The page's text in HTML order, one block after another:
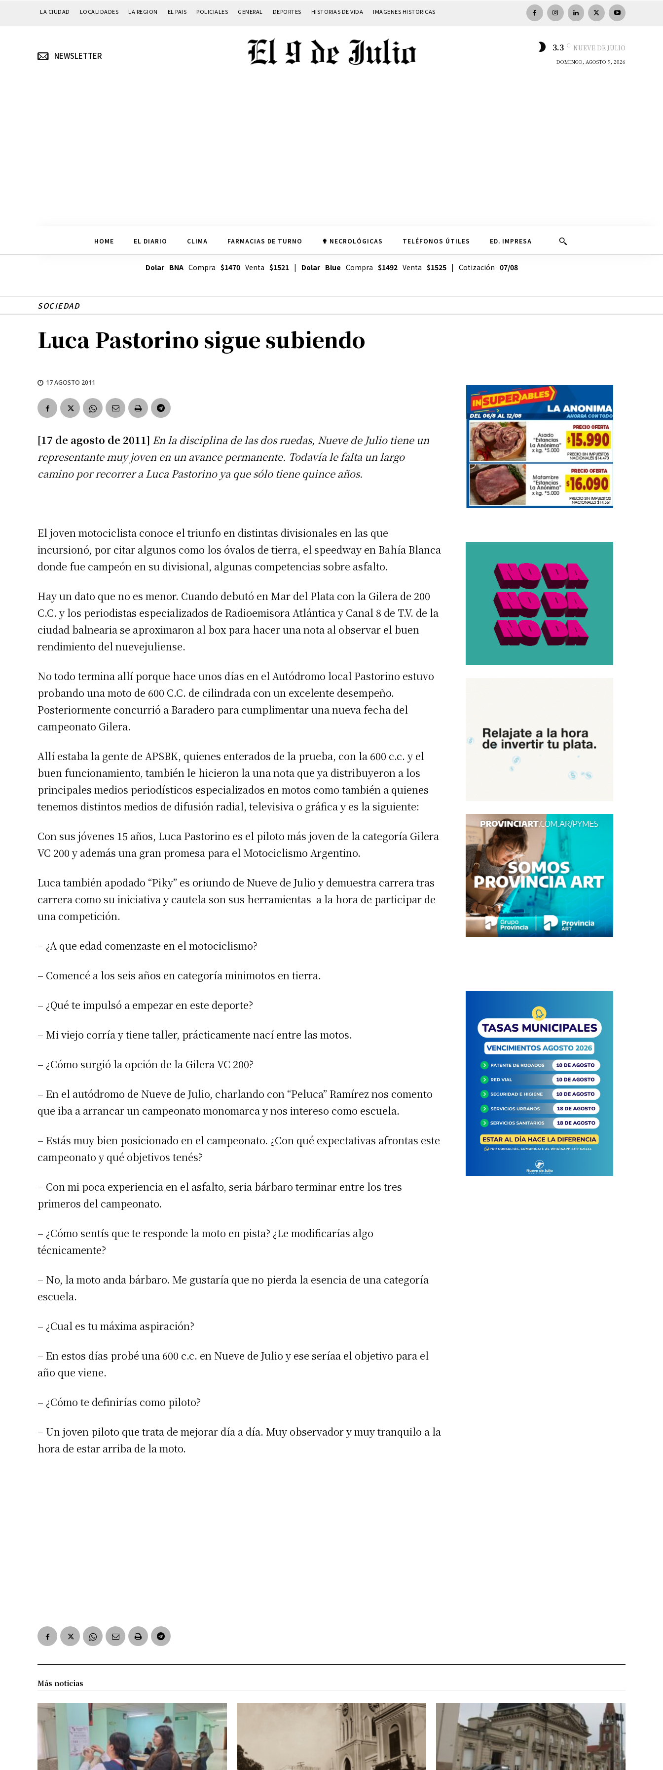
Número de teléfono
LA CIUDAD LOCALIDADES LA REGION EL PAIS POLICIALES GENERAL DEPORTES HISTORIAS DE VIDA IMAGENES HISTORICAS
NEWSLETTER
3.3 C NUEVE DE JULIO
DOMINGO, AGOSTO 9, 2026
HOME EL DIARIO CLIMA FARMACIAS DE TURNO ✟ NECROLÓGICAS TELÉFONOS ÚTILES ED. IMPRESA
Dolar BNACompra $1470Venta $1521| Dolar Blue Compra $1492Venta $1525| Cotización 07/08
SOCIEDAD
Luca Pastorino sigue subiendo
17 AGOSTO 2011
[17 de agosto de 2011] En la disciplina de las dos ruedas, Nueve de Julio tiene un
representante muy joven en un avance permanente. Todavía le falta un largo
camino por recorrer a Luca Pastorino ya que sólo tiene quince años.
El joven motociclista conoce el triunfo en distintas divisionales en las que
incursionó, por citar algunos como los óvalos de tierra, el speedway en Bahía Blanca
donde fue campeón en su divisional, algunas competencias sobre asfalto.
Hay un dato que no es menor. Cuando debutó en Mar del Plata con la Gilera de 200
C.C. y los periodistas especializados de Radioemisora Atlántica y Canal 8 de T.V. de la
ciudad balnearia se aproximaron al box para hacer una nota al observar el buen
rendimiento del nuevejuliense.
No todo termina allí porque hace unos días en el Autódromo local Pastorino estuvo
probando una moto de 600 C.C. de cilindrada con un excelente desempeño.
Posteriormente concurrió a Baradero para cumplimentar una nueva fecha del
campeonato Gilera.
Allí estaba la gente de APSBK, quienes enterados de la prueba, con la 600 c.c. y el
buen funcionamiento, también le hicieron la una nota que ya distribuyeron a los
principales medios periodísticos especializados en motos como también a quienes
tenemos distintos medios de difusión radial, televisiva o gráfica y es la siguiente:
Con sus jóvenes 15 años, Luca Pastorino es el piloto más joven de la categoría Gilera
VC 200 y además una gran promesa para el Motociclismo Argentino.
Luca también apodado “Piky” es oriundo de Nueve de Julio y demuestra carrera tras
carrera como su iniciativa y cautela son sus herramientas a la hora de participar de
una competición.
– ¿A que edad comenzaste en el motociclismo?
– Comencé a los seis años en categoría minimotos en tierra.
– ¿Qué te impulsó a empezar en este deporte?
– Mi viejo corría y tiene taller, prácticamente nací entre las motos.
– ¿Cómo surgió la opción de la Gilera VC 200?
– En el autódromo de Nueve de Julio, charlando con “Peluca” Ramírez nos comento
que iba a arrancar un campeonato monomarca y nos intereso como escuela.
– Estás muy bien posicionado en el campeonato. ¿Con qué expectativas afrontas este
campeonato y qué objetivos tenés?
– Con mi poca experiencia en el asfalto, seria bárbaro terminar entre los tres
primeros del campeonato.
– ¿Cómo sentís que te responde la moto en pista? ¿Le modificarías algo
técnicamente?
– No, la moto anda bárbaro. Me gustaría que no pierda la esencia de una categoría
escuela.
– ¿Cual es tu máxima aspiración?
– En estos días probé una 600 c.c. en Nueve de Julio y ese seríaa el objetivo para el
año que viene.
– ¿Cómo te definirías como piloto?
– Un joven piloto que trata de mejorar día a día. Muy observador y muy tranquilo a la
hora de estar arriba de la moto.
Más noticias